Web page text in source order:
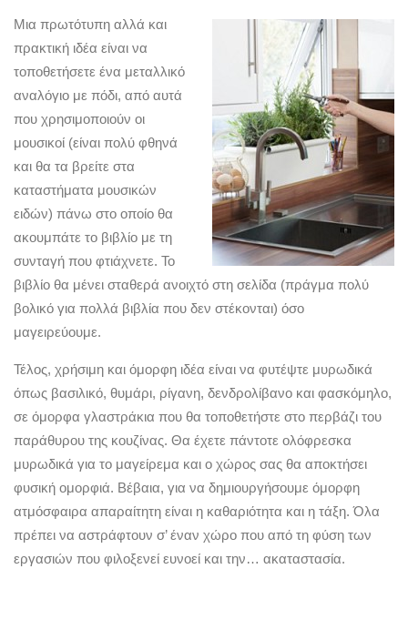
Μια πρωτότυπη αλλά και
πρακτική ιδέα είναι να
τοποθετήσετε ένα μεταλλικό
αναλόγιο με πόδι, από αυτά
που χρησιμοποιούν οι
μουσικοί (είναι πολύ φθηνά
και θα τα βρείτε στα
καταστήματα μουσικών
ειδών) πάνω στο οποίο θα
ακουμπάτε το βιβλίο με τη
συνταγή που φτιάχνετε. Το
βιβλίο θα μένει σταθερά ανοιχτό στη σελίδα (πράγμα πολύ
βολικό για πολλά βιβλία που δεν στέκονται) όσο
μαγειρεύουμε.
Τέλος, χρήσιμη και όμορφη ιδέα είναι να φυτέψτε μυρωδικά
όπως βασιλικό, θυμάρι, ρίγανη, δενδρολίβανο και φασκόμηλο,
σε όμορφα γλαστράκια που θα τοποθετήστε στο περβάζι του
παράθυρου της κουζίνας. Θα έχετε πάντοτε ολόφρεσκα
μυρωδικά για το μαγείρεμα και ο χώρος σας θα αποκτήσει
φυσική ομορφιά. Βέβαια, για να δημιουργήσουμε όμορφη
ατμόσφαιρα απαραίτητη είναι η καθαριότητα και η τάξη. Όλα
πρέπει να αστράφτουν σ’ έναν χώρο που από τη φύση των
εργασιών που φιλοξενεί ευνοεί και την… ακαταστασία.